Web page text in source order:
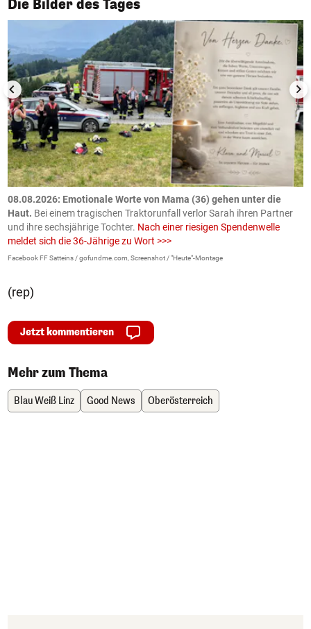
Die Bilder des Tages
08.08.2026: Emotionale Worte von Mama (36) gehen unter die
Haut. Bei einem tragischen Traktorunfall verlor Sarah ihren Partner
und ihre sechsjährige Tochter. Nach einer riesigen Spendenwelle
meldet sich die 36-Jährige zu Wort >>>
Facebook FF Satteins / gofundme.com, Screenshot / "Heute"-Montage
(rep)
Jetzt kommentieren
Mehr zum Thema
Blau Weiß Linz Good News Oberösterreich